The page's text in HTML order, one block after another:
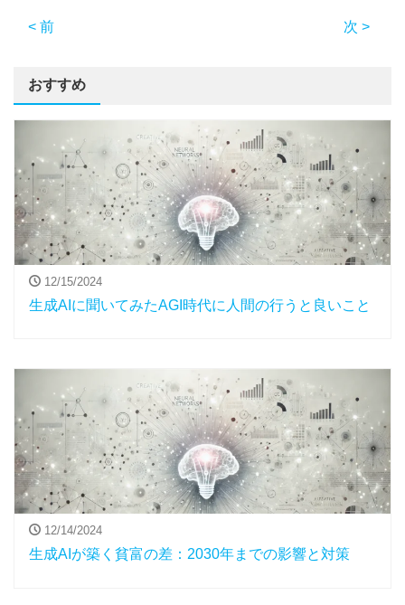
< 前 次 >
おすすめ
12/15/2024
生成AIに聞いてみたAGI時代に人間の行うと良いこと
12/14/2024
生成AIが築く貧富の差：2030年までの影響と対策